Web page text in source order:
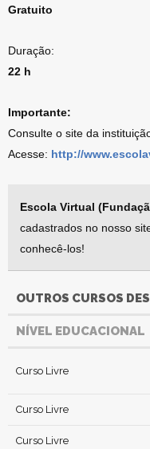
Gratuito
Duração:
22 h
Importante:
Consulte o site da
Acesse: http://
Escola Virtual
cadastrados no nosso
conhecê-los!
OUTROS CURSOS
NÍVEL EDUCACIONAL
Curso Livre
Curso Livre
Curso Livre